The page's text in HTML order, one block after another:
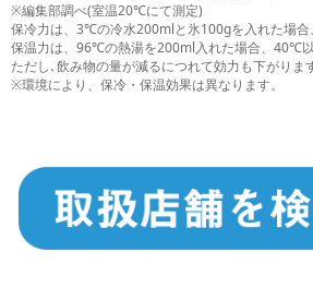
※編集部調べ(室温20℃にて測定)
保冷力は、3℃の冷水200mlと氷100gを入れた場合
保温力は、96℃の熱湯を200ml入れた場合、40℃以
ただし､飲み物の量が減るにつれて効力も下がりま
※環境により、保冷・保温効果は異なります。